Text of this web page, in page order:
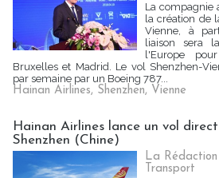
La compagnie
la création de
Vienne, à
liaison sera
l'Europe
Bruxelles et Madrid. Le vol Shenzhen-
par semaine par un Boeing 787...
Hainan Airlines, Shenzhen, Vienne
Hainan Airlines lance un vol
Shenzhen (Chine)
La Rédaction
Transport